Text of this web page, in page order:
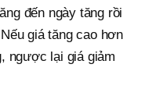
đến ngày tăng rồi
giá tăng cao hơn
ngược lại giá giảm